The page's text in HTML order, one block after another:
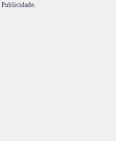
Publicidade.